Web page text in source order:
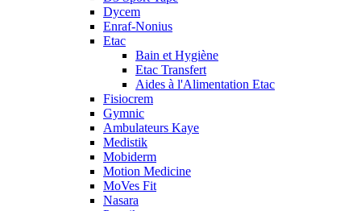
Dycem
Enraf-Nonius
Etac
Bain et Hygiène
Etac Transfert
Aides à l'Alimentation Etac
Fisiocrem
Gymnic
Ambulateurs Kaye
Medistik
Mobiderm
Motion Medicine
MoVes Fit
Nasara